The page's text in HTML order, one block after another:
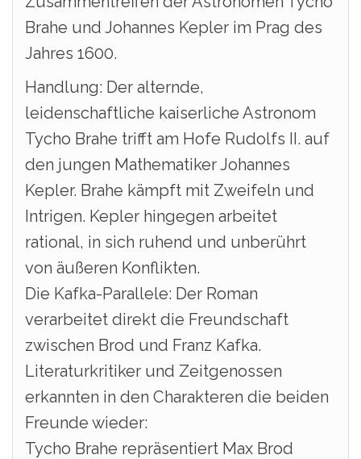
Brahe und Johannes Kepler im Prag des
Jahres 1600.
Handlung: Der alternde,
leidenschaftliche kaiserliche Astronom
Tycho Brahe trifft am Hofe Rudolfs II. auf
den jungen Mathematiker Johannes
Kepler. Brahe kämpft mit Zweifeln und
Intrigen. Kepler hingegen arbeitet
rational, in sich ruhend und unberührt
von äußeren Konflikten.
Die Kafka-Parallele: Der Roman
verarbeitet direkt die Freundschaft
zwischen Brod und Franz Kafka.
Literaturkritiker und Zeitgenossen
erkannten in den Charakteren die beiden
Freunde wieder:
Tycho Brahe repräsentiert Max Brod